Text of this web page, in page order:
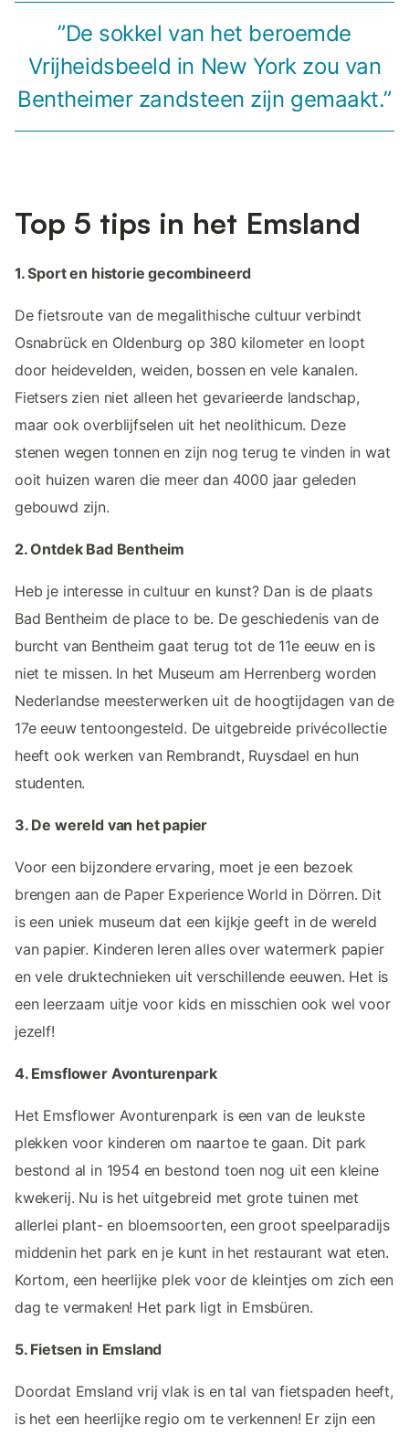
”De sokkel van het beroemde
Vrijheidsbeeld in New York zou van
Bentheimer zandsteen zijn gemaakt.”
Top 5 tips in het Emsland
1. Sport en historie gecombineerd
De fietsroute van de megalithische cultuur verbindt
Osnabrück en Oldenburg op 380 kilometer en loopt
door heidevelden, weiden, bossen en vele kanalen.
Fietsers zien niet alleen het gevarieerde landschap,
maar ook overblijfselen uit het neolithicum. Deze
stenen wegen tonnen en zijn nog terug te vinden in wat
ooit huizen waren die meer dan 4000 jaar geleden
gebouwd zijn.
2. Ontdek Bad Bentheim
Heb je interesse in cultuur en kunst? Dan is de plaats
Bad Bentheim de place to be. De geschiedenis van de
burcht van Bentheim gaat terug tot de 11e eeuw en is
niet te missen. In het Museum am Herrenberg worden
Nederlandse meesterwerken uit de hoogtijdagen van de
17e eeuw tentoongesteld. De uitgebreide privécollectie
heeft ook werken van Rembrandt, Ruysdael en hun
studenten.
3. De wereld van het papier
Voor een bijzondere ervaring, moet je een bezoek
brengen aan de Paper Experience World in Dörren. Dit
is een uniek museum dat een kijkje geeft in de wereld
van papier. Kinderen leren alles over watermerk papier
en vele druktechnieken uit verschillende eeuwen. Het is
een leerzaam uitje voor kids en misschien ook wel voor
jezelf!
4. Emsflower Avonturenpark
Het Emsflower Avonturenpark is een van de leukste
plekken voor kinderen om naartoe te gaan. Dit park
bestond al in 1954 en bestond toen nog uit een kleine
kwekerij. Nu is het uitgebreid met grote tuinen met
allerlei plant- en bloemsoorten, een groot speelparadijs
middenin het park en je kunt in het restaurant wat eten.
Kortom, een heerlijke plek voor de kleintjes om zich een
dag te vermaken! Het park ligt in Emsbüren.
5. Fietsen in Emsland
Doordat Emsland vrij vlak is en tal van fietspaden heeft,
is het een heerlijke regio om te verkennen! Er zijn een